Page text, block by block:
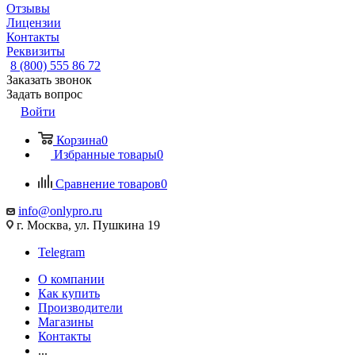
Отзывы
Лицензии
Контакты
Реквизиты
8 (800) 555 86 72
Заказать звонок
Задать вопрос
Войти
Корзина0
Избранные товары0
Сравнение товаров0
info@onlypro.ru
г. Москва, ул. Пушкина 19
Telegram
О компании
Как купить
Производители
Магазины
Контакты
...